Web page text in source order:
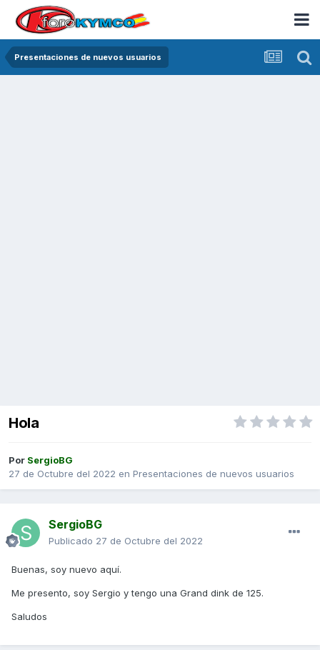
Presentaciones de nuevos usuarios
Hola
Por SergioBG
27 de Octubre del 2022 en Presentaciones de nuevos usuarios
SergioBG
Publicado 27 de Octubre del 2022
Buenas, soy nuevo aquí.
Me presento, soy Sergio y tengo una Grand dink de 125.
Saludos